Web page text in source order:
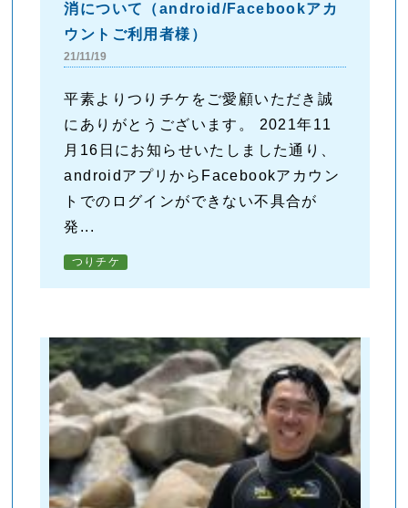
消について（android/Facebookアカ
ウントご利用者様）
21/11/19
平素よりつりチケをご愛顧いただき誠
にありがとうございます。 2021年11
月16日にお知らせいたしました通り、
androidアプリからFacebookアカウン
トでのログインができない不具合が
発...
つりチケ